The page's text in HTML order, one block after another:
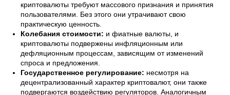
криптовалюты требуют массового признания и принятия
пользователями. Без этого они утрачивают свою
практическую ценность.
Колебания стоимости: и фиатные валюты, и
криптовалюты подвержены инфляционным или
дефляционным процессам, зависящим от изменений
спроса и предложения.
Государственное регулирование: несмотря на
децентрализованный характер криптовалют, они также
подвергаются воздействию регуляторов. Аналогичным